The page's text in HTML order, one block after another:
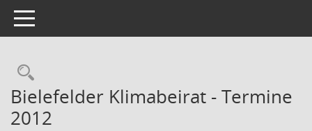
Toggle navigation
Rechercheauswahl
Bielefelder Klimabeirat - Termine
2012